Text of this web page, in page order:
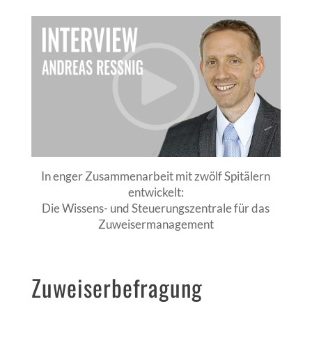
In enger Zusammenarbeit mit zwölf Spitälern
entwickelt:
Die Wissens- und Steuerungszentrale für das
Zuweisermanagement
Zuweiserbefragung